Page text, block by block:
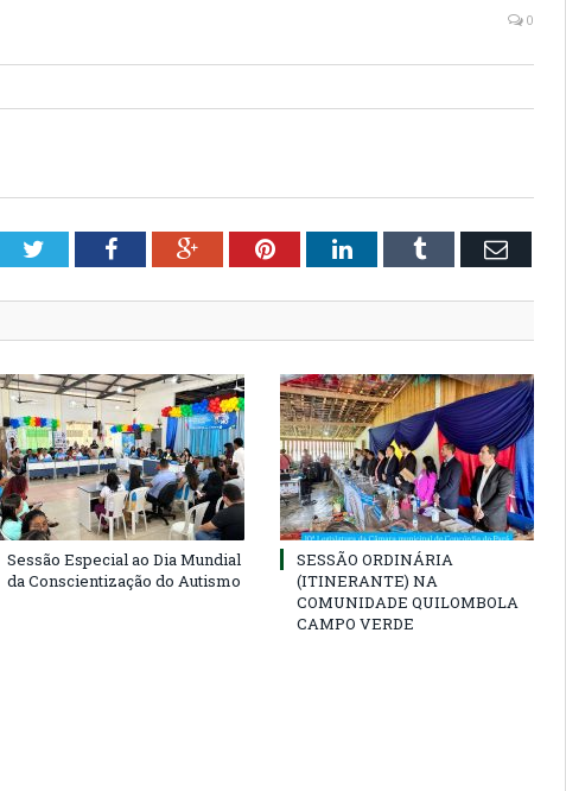
0
TwitterFacebookGoogle+PinterestLinkedInTumblr Email
Sessão Especial ao Dia Mundial
da Conscientização do Autismo
SESSÃO ORDINÁRIA
(ITINERANTE) NA
COMUNIDADE QUILOMBOLA
CAMPO VERDE